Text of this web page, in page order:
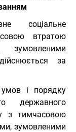
соціальне
втратою
зумовленими
за
і порядку
державного
з тимчасовою
зумовленими